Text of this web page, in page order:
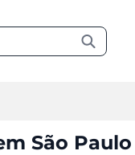
São Paulo